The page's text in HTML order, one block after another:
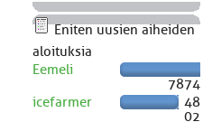
Eniten uusien aiheiden
aloituksia
Eemeli
7874
icefarmer
48
02